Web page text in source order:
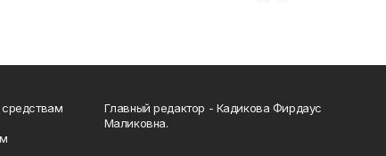
Главный редактор - Кадикова Фирдаус
Маликовна.